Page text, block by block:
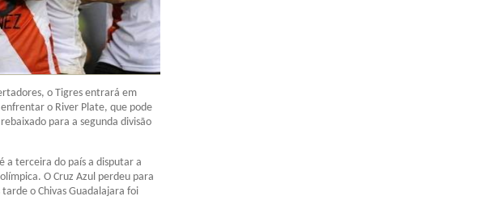
o Tigres entrará em
o River Plate, que pode
para a segunda divisão
a terceira do país a disputar a
O Cruz Azul perdeu para
o Chivas Guadalajara foi